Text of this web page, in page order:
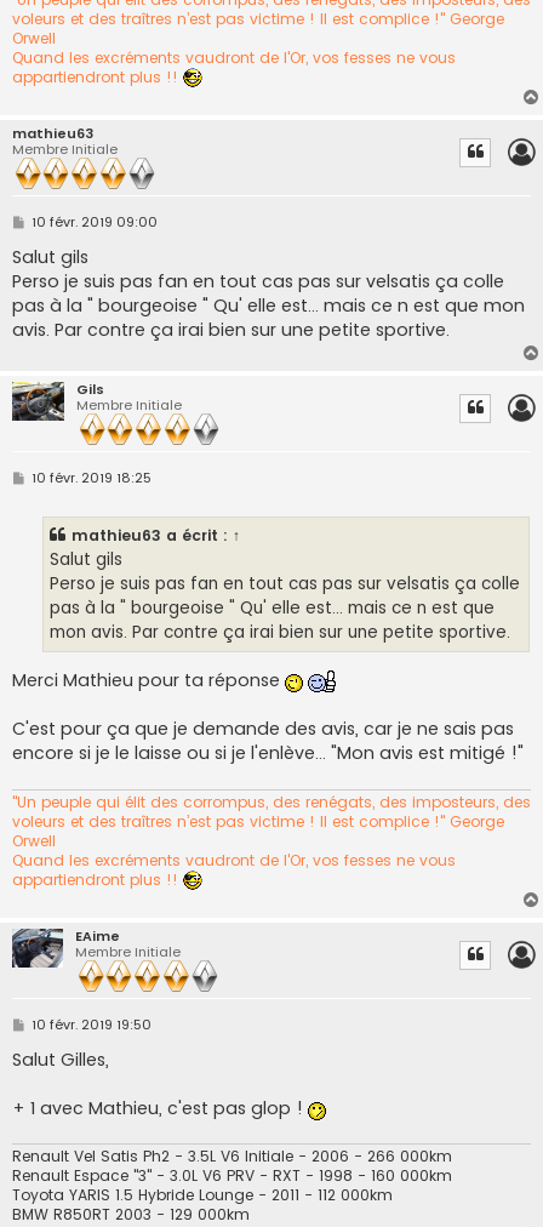
voleurs et des traîtres n’est pas victime ! Il est complice !" George
Orwell
Quand les excréments vaudront de l'Or, vos fesses ne vous
appartiendront plus !!
mathieu63
Membre Initiale
M
s
s
a
g
e
10 févr. 2019 09:00
Salut gils
Perso je suis pas fan en tout cas pas sur velsatis ça colle
pas à la " bourgeoise " Qu' elle est... mais ce n est que mon
avis. Par contre ça irai bien sur une petite sportive.
Gils
Membre Initiale
M
10 févr. 2019 18:25
mathieu63 a écrit : ↑
Salut gils
Perso je suis pas fan en tout cas pas sur velsatis ça colle
pas à la " bourgeoise " Qu' elle est... mais ce n est que
mon avis. Par contre ça irai bien sur une petite sportive.
Merci Mathieu pour ta réponse
C'est pour ça que je demande des avis, car je ne sais pas
encore si je le laisse ou si je l'enlève... "Mon avis est mitigé !"
"Un peuple qui élit des corrompus, des renégats, des imposteurs, des
voleurs et des traîtres n’est pas victime ! Il est complice !" George
Orwell
Quand les excréments vaudront de l'Or, vos fesses ne vous
appartiendront plus !!
EAime
Membre Initiale
M
s
s
g
e
10 févr. 2019 19:50
Salut Gilles,
+ 1 avec Mathieu, c'est pas glop !
Renault Vel Satis Ph2 - 3.5L V6 Initiale - 2006 - 266 000km
Renault Espace "3" - 3.0L V6 PRV - RXT - 1998 - 160 000km
Toyota YARIS 1.5 Hybride Lounge - 2011 - 112 000km
BMW R850RT 2003 - 129 000km